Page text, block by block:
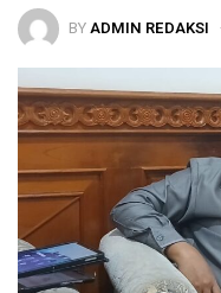
BYADMIN REDAKSI